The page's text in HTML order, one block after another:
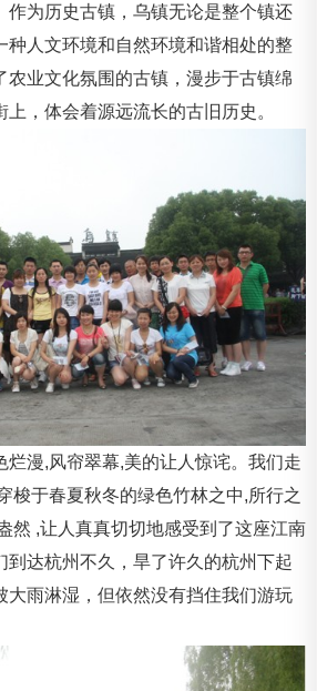
作为历史古镇，乌镇无论是整个镇还
种人文环境和自然环境和谐相处的整
农业文化氛围的古镇，漫步于古镇绵
，体会着源远流长的古旧历史。
漫,风帘翠幕,美的让人惊诧。我们走
梭于春夏秋冬的绿色竹林之中,所行之
然 ,让人真真切切地感受到了这座江南
到达杭州不久，旱了许久的杭州下起
大雨淋湿，但依然没有挡住我们游玩